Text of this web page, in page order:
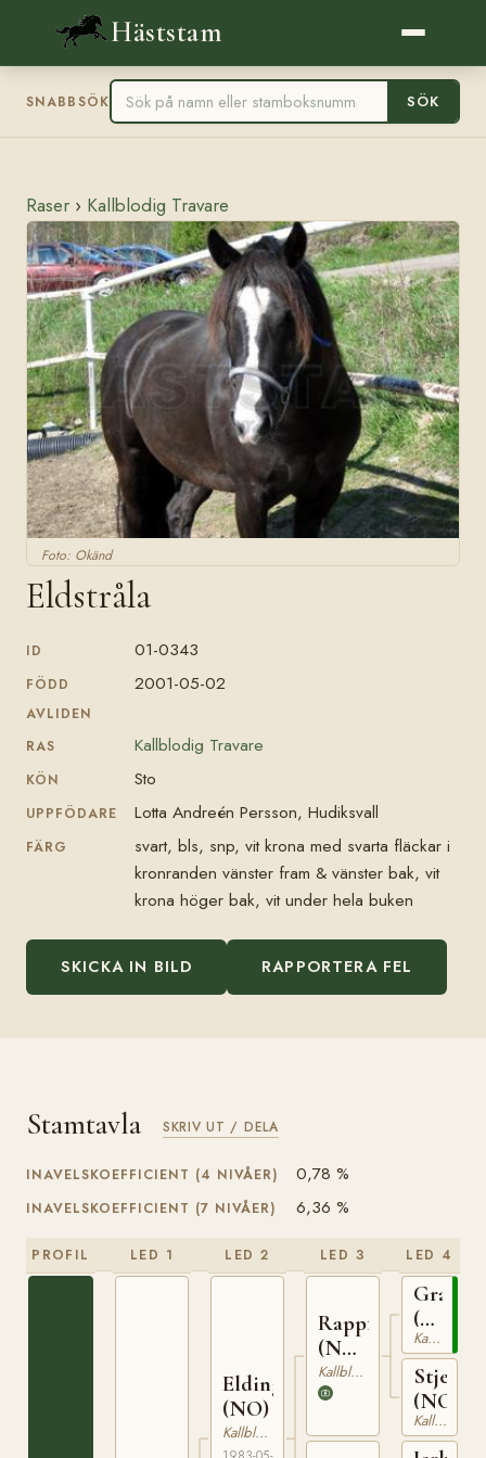
Häststam
SNABBSÖK SÖK
Raser › Kallblodig Travare
Foto: Okänd
Eldstråla
ID 01-0343
FÖDD 2001-05-02
AVLIDEN
RAS
Kallblodig Travare
KÖN Sto
UPPFÖDARE Lotta Andreén Persson, Hudiksvall
FÄRG
svart, bls, snp, vit krona med svarta fläckar i
kronranden vänster fram & vänster bak, vit
krona höger bak, vit under hela buken
SKICKA IN BILD RAPPORTERA FEL
Stamtavla SKRIV UT / DELA
INAVELSKOEFFICIENT (4 NIVÅER) 0,78 %
INAVELSKOEFFICIENT (7 NIVÅER) 6,36 %
PROFIL LED 1 LED 2
Elding
(NO)
Kallblodig Travare
LED 3
Rappfot
(NO)
NT
75
Kallblodig Travare
LED 4
(NO)
NT
52
Kallblodig Travare
(NO)
Kallblodig Travare